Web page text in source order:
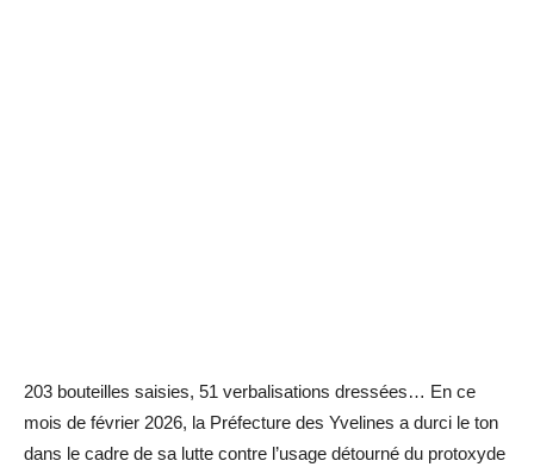
203 bouteilles saisies, 51 verbalisations dressées… En ce
mois de février 2026, la Préfecture des Yvelines a durci le ton
dans le cadre de sa lutte contre l’usage détourné du protoxyde